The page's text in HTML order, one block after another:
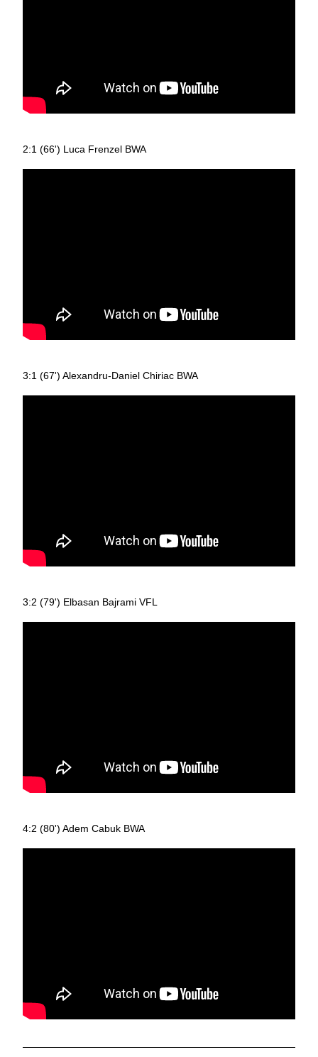
2:1 (66') Luca Frenzel BWA
3:1 (67') Alexandru-Daniel Chiriac BWA
3:2 (79') Elbasan Bajrami VFL
4:2 (80') Adem Cabuk BWA